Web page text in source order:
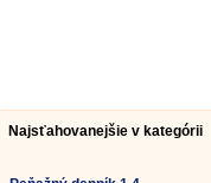
Najsťahovanejšie v kategórii